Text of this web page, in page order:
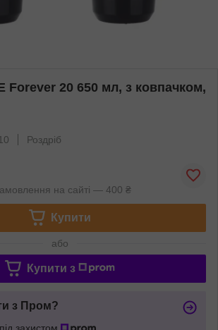
Forever 20 650 мл, з ковпачком,
Роздріб
на сайті — 400 ₴
Купити
або
Купити з
з Пром?
захистом